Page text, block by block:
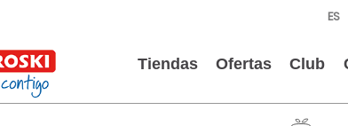
Tiendas Ofertas Club